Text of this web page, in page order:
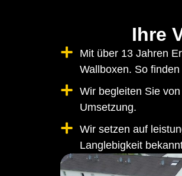
Ihre
Mit über 13 Jahren
Wallboxen. So
Wir begleiten Sie
Umsetzung.
Wir setzen auf
Langlebigkeit